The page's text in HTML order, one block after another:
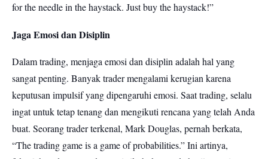
for the needle in the haystack. Just buy the haystack!”
Jaga Emosi dan Disiplin
Dalam trading, menjaga emosi dan disiplin adalah hal yang
sangat penting. Banyak trader mengalami kerugian karena
keputusan impulsif yang dipengaruhi emosi. Saat trading, selalu
ingat untuk tetap tenang dan mengikuti rencana yang telah Anda
buat. Seorang trader terkenal, Mark Douglas, pernah berkata,
“The trading game is a game of probabilities.” Ini artinya,